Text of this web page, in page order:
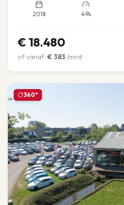
2018 49k
€ 18.480
of vanaf: € 383 /mnd
360°